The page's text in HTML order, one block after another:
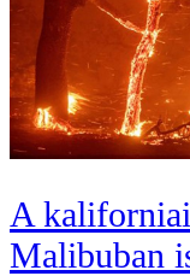
A
Malibuban